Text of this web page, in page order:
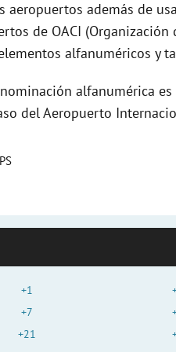
aeropuertos además de
de OACI
alfanuméricos y
alfanumérica
del Aeropuerto
+1
+7
+21